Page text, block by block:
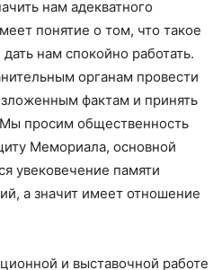
нам адекватного
понятие о том, что такое
нам спокойно работать.
органам провести
фактам и принять
просим общественность
Мемориала, основной
увековечение памяти
а значит имеет отношение
и выставочной работе